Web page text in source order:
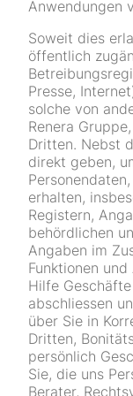
Anwendungen
Soweit dies
öffentlich
Presse,
solche von
Renera
Dritten. Nebst
direkt geben,
erhalten,
Registern,
behördlichen
Angaben im
Funktionen
Hilfe
abschliessen
über Sie in
Dritten,
persönlich
Sie, die uns
Berater,